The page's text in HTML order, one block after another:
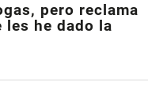
pero reclama
les he dado la